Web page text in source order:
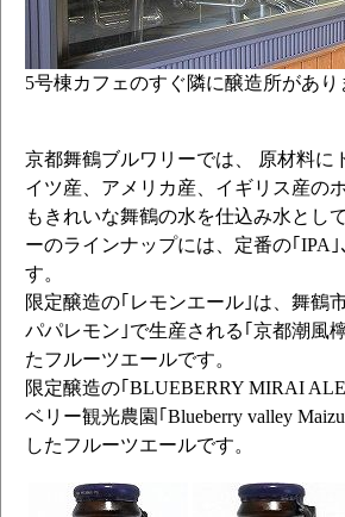
5号棟カフェのすぐ隣に醸造所があり
京都舞鶴ブルワリーでは、 原材料
イツ産、アメリカ産、イギリス産の
もきれいな舞鶴の水を仕込み水とし
ーのラインナップには、定番の｢IPA
す。
限定醸造の｢レモンエール｣は、舞鶴
パパレモン｣で生産される｢京都潮風
たフルーツエールです。
限定醸造の｢BLUEBERRY MIRAI
ベリー観光農園｢Blueberry valley
したフルーツエールです。